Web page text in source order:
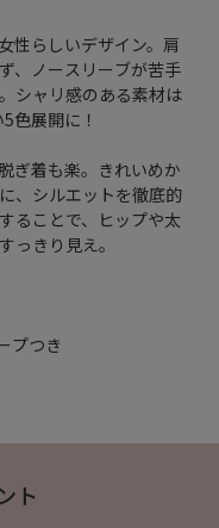
性らしいデザイン。肩
、ノースリーブが苦手
シャリ感のある素材は
色展開に！
ぎ着も楽。きれいめか
、シルエットを徹底的
ることで、ヒップや太
っきり見え。
プつき
ト